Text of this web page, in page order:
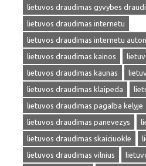
lietuvos draudimas gyvybes
lietuvos draudimas internetu
lietuvos draudimas internetu
lietuvos draudimas kainos
lietuvos draudimas kaunas
lietuvos draudimas klaipeda
lietuvos draudimas pagalba kelyje
lietuvos draudimas panevezys
lietuvos draudimas skaiciuokle
lietuvos draudimas vilnius